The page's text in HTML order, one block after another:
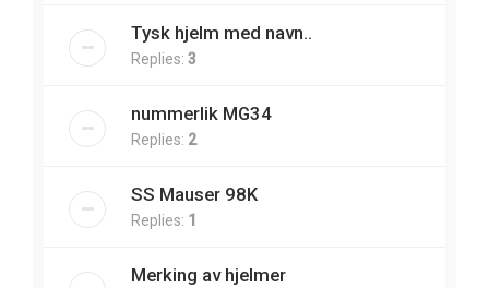
Tysk hjelm med navn..
Replies: 3
nummerlik MG34
Replies: 2
SS Mauser 98K
Replies: 1
Merking av hjelmer